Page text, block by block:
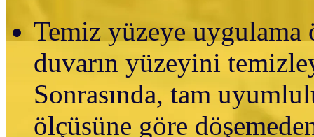
Temiz yüzeye
duvarın yüzeyini
Sonrasında, tam
ölçüsüne göre